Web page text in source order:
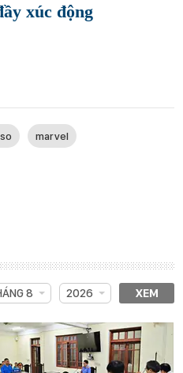
xúc động
marvel
8 2026 XEM